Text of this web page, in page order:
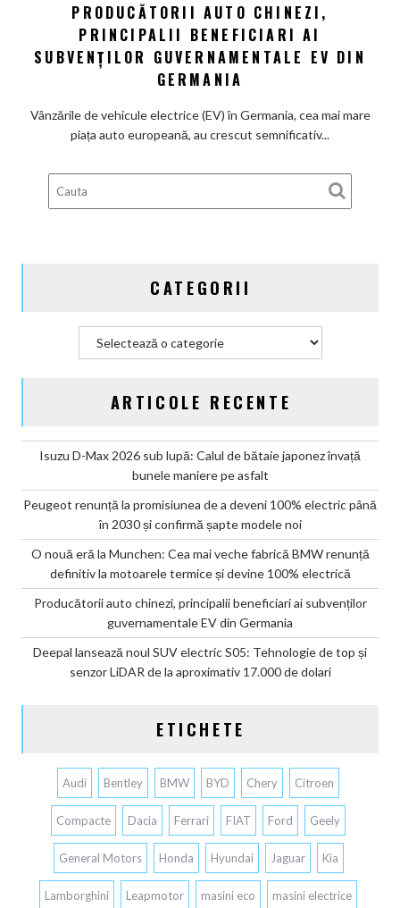
100%
chinezi,
din
Germania
PRODUCĂTORII AUTO CHINEZI,
PRINCIPALII BENEFICIARI AI
SUBVENȚILOR GUVERNAMENTALE EV DIN
GERMANIA
Vânzările de vehicule electrice (EV) în Germania, cea mai mare
piața auto europeană, au crescut semnificativ...
CATEGORII
ARTICOLE RECENTE
Isuzu D-Max 2026 sub lupă: Calul de bătaie japonez învață
bunele maniere pe asfalt
Peugeot renunță la promisiunea de a deveni 100% electric până
în 2030 și confirmă șapte modele noi
O nouă eră la Munchen: Cea mai veche fabrică BMW renunță
definitiv la motoarele termice și devine 100% electrică
Producătorii auto chinezi, principalii beneficiari ai subvenților
guvernamentale EV din Germania
Deepal lansează noul SUV electric S05: Tehnologie de top și
senzor LiDAR de la aproximativ 17.000 de dolari
ETICHETE
Audi Bentley BMW BYD Chery Citroen
Compacte Dacia Ferrari FIAT Ford Geely
General Motors Honda Hyundai Jaguar Kia
Lamborghini Leapmotor masini eco masini electrice